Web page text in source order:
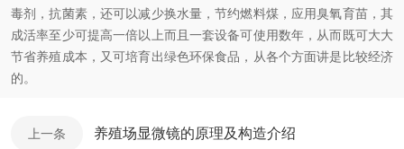
毒剂，抗菌素，还可以减少换水量，节约燃料煤，应用臭氧育苗，其
成活率至少可提高一倍以上而且一套设备可使用数年，从而既可大大
节省养殖成本，又可培育出绿色环保食品，从各个方面讲是比较经济
的。
上一条 养殖场显微镜的原理及构造介绍